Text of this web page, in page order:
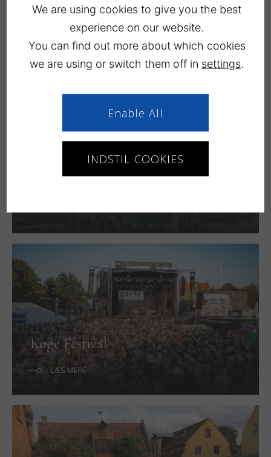
Kultunaut
LÆS MERE
Fietsroutes – Braunstein Series
Køge Festival
LÆS MERE
We are using cookies to give you the best
experience on our website.
You can find out more about which cookies
we are using or switch them off in settings
INDSTIL COOKIES
Enable All